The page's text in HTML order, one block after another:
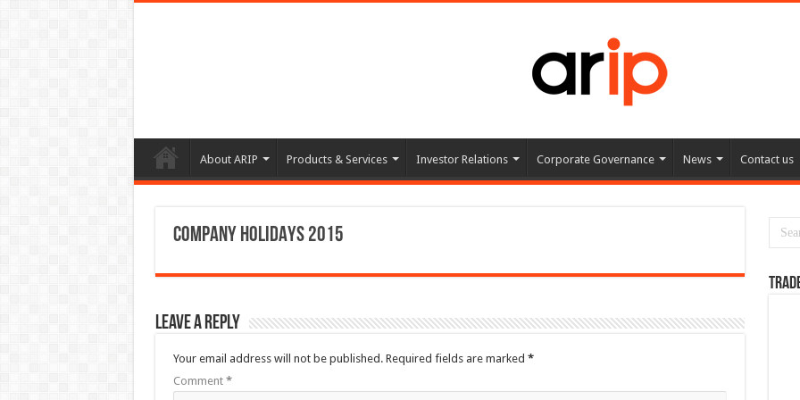
About ARIP Products & Services Investor Relations Corporate Governance News Contact us
COMPANY HOLIDAYS 2015
Leave a Reply
Your email address will not be published. Required fields are marked *
Comment *